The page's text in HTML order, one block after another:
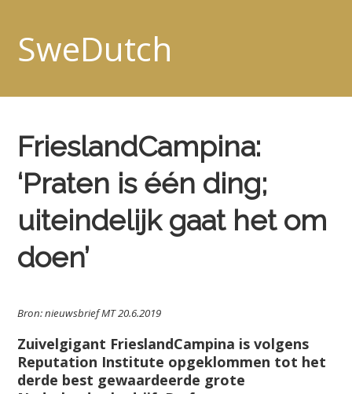
SweDutch
FrieslandCampina:
‘Praten is één ding;
uiteindelijk gaat het om
doen’
Bron: nieuwsbrief MT 20.6.2019
Zuivelgigant FrieslandCampina is volgens
Reputation Institute opgeklommen tot het
derde best gewaardeerde grote